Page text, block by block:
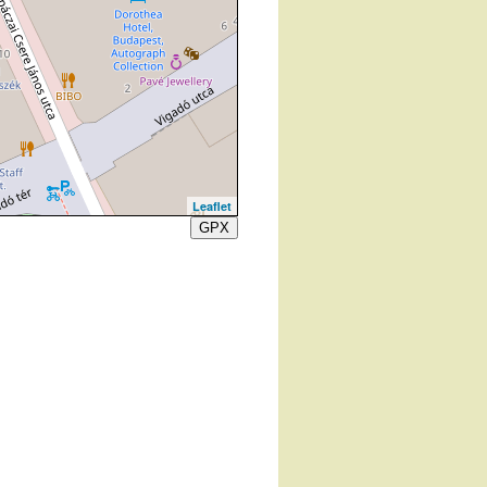
Leaflet
GPX